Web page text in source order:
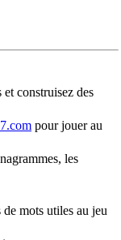
et construisez des
pour jouer au
les
de mots utiles au jeu